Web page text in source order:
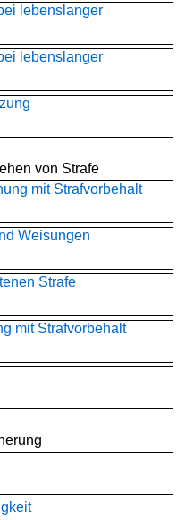
lebenslanger
lebenslanger
von Strafe
mit Strafvorbehalt
Weisungen
Strafe
mit Strafvorbehalt